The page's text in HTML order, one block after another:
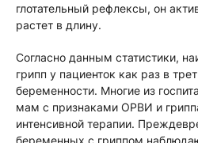
глотательный рефлексы, он
растет в длину.
Согласно данным статистики,
грипп у пациенток как раз в
беременности. Многие из
мам с признаками ОРВИ и
интенсивной терапии.
беременных с гриппом